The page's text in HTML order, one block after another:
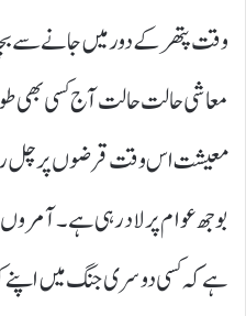
وقت پتھر کے دور میں جانے سے بچا
معاشی حالت حالت آج کسی بھی
معیشت اس وقت قرضوں پر چل
بوجھ عوام پر لاد رہی ہے۔
ہے کہ کسی دوسری جنگ میں اپنے